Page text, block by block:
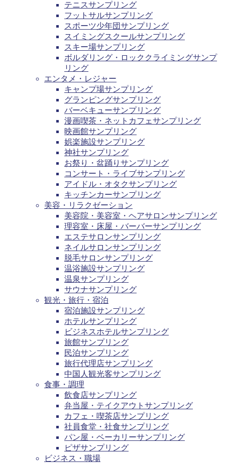
テニスサンプリング
フットサルサンプリング
スポーツ少年団サンプリング
スイミングスクールサンプリング
スキー場サンプリング
ボルダリング・ロッククライミングサンプ
リング
エンタメ・レジャー
キャンプ場サンプリング
グランピングサンプリング
バーベキューサンプリング
漫画喫茶・ネットカフェサンプリング
映画館サンプリング
娯楽施設サンプリング
神社サンプリング
お祭り・盆踊りサンプリング
コンサート・ライブサンプリング
アイドル・オタクサンプリング
キッチンカーサンプリング
美容・リラクゼーション
美容院・美容室・ヘアサロンサンプリング
理容室・床屋・バーバーサンプリング
エステサロンサンプリング
ネイルサロンサンプリング
脱毛サロンサンプリング
温浴施設サンプリング
温泉サンプリング
サウナサンプリング
観光・旅行・宿泊
宿泊施設サンプリング
ホテルサンプリング
ビジネスホテルサンプリング
旅館サンプリング
民泊サンプリング
旅行代理店サンプリング
中国人観光客サンプリング
食事・調理
飲食店サンプリング
弁当屋・テイクアウトサンプリング
カフェ・喫茶店サンプリング
社員食堂・社食サンプリング
パン屋・ベーカリーサンプリング
ピザサンプリング
ビジネス・職場